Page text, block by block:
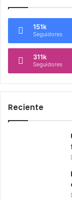
151k
Seguidores
311k
Seguidores
Reciente